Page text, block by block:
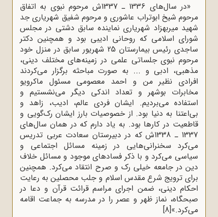
«در سال‌های 1336 ـ 1337ش مرحوم نبوی به اتفاق
مرحوم شیخ ابوتراب عاشوری و مرحوم شفیق شهریاری جد
شهید میربهزاد شهریاری نماینده سابق دشتی در مجلس
شورای اسلامی که روحانی ادیبی بود و همچنین دکتر
ساجدی رئیس بیمارستان 25 شهریور سابق در منزل خود
مرحوم نبوی جلساتی علمی در زمینه‌های مختلف دینی،
مذهبی، ادبی و ... به صورت مباحثه برگزار می‌کردند
افرادی نظیر من و احمد معصومی مسئول ماکرویو
مخابرات بوشهر و تعداد اندکی دیگر می‌نشستیم و
استفاده می‌بردیم. ایشان فردی عالم، ادیب، زاهد و
بی‌اعتنا به دنیا بود. از خصوصیات بارز ایشان رک‌گویی و
قاطعیت در کارها بود. به یاد دارم که در همان سال‌های
1337 ـ 1338ش که در دبیرستان سعادت عربی تدریس
می‌کرد سخنرانی‌هایی در زمینه مسائل اجتماعی و
سیاسی می‌کرد و با ذکر فسادهای موجود و مسائل خلاف
دین در جامعه خیلی رک‌ و صرح انتقاد می‌کرد. همچنین
برای ترویج شرع مقدس اسلام و جلب محصلین به رعایت
احکام دینی، ضمن اجرای مراسم قرائت قرآن و دعا در
صبحگاه، نماز ظهر و عصر را در مدرسه به جماعت اقامه
می‌کرد.»[8]